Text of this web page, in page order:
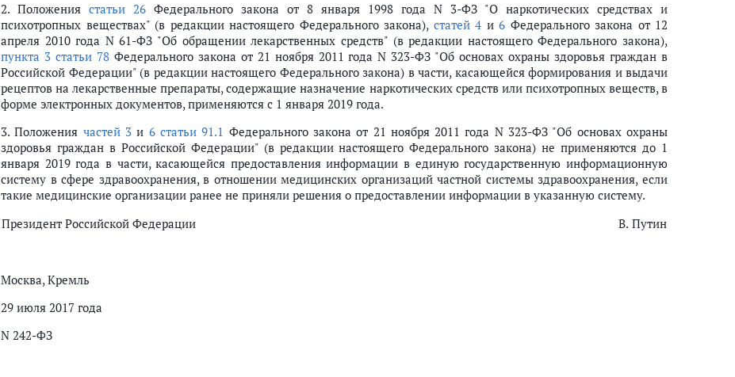
2. Положения статьи 26 Федерального закона от 8 января 1998 года N 3-ФЗ "О наркотических средствах и
психотропных веществах" (в редакции настоящего Федерального закона), статей 4 и 6 Федерального закона от 12
апреля 2010 года N 61-ФЗ "Об обращении лекарственных средств" (в редакции настоящего Федерального закона),
пункта 3 статьи 78Федерального закона от 21 ноября 2011 года N 323-ФЗ "Об основах охраны здоровья граждан в
Российской Федерации" (в редакции настоящего Федерального закона) в части, касающейся формирования и выдачи
рецептов на лекарственные препараты, содержащие назначение наркотических средств или психотропных веществ, в
форме электронных документов, применяются с 1 января 2019 года.
3. Положения частей 3и 6 статьи 91.1 Федерального закона от 21 ноября 2011 года N 323-ФЗ "Об основах охраны
здоровья граждан в Российской Федерации" (в редакции настоящего Федерального закона) не применяются до 1
января 2019 года в части, касающейся предоставления информации в единую государственную информационную
систему в сфере здравоохранения, в отношении медицинских организаций частной системы здравоохранения, если
такие медицинские организации ранее не приняли решения о предоставлении информации в указанную систему.
Президент Российской Федерации
В. Путин
Москва, Кремль
29 июля 2017 года
N 242-ФЗ